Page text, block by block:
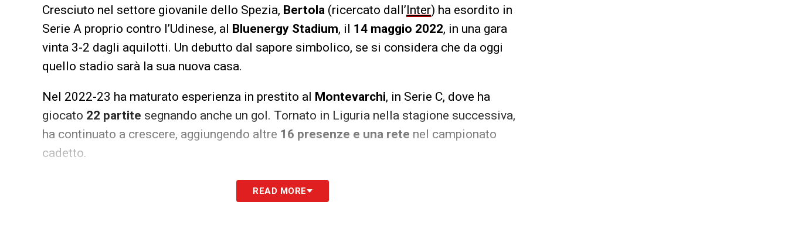
Cresciuto nel settore giovanile dello Spezia, Bertola (ricercato dall’Inter) ha esordito in
Serie A proprio contro l’Udinese, al Bluenergy Stadium, il 14 maggio 2022, in una gara
vinta 3-2 dagli aquilotti. Un debutto dal sapore simbolico, se si considera che da oggi
quello stadio sarà la sua nuova casa.
Nel 2022-23 ha maturato esperienza in prestito al Montevarchi, in Serie C, dove ha
giocato 22 partite segnando anche un gol. Tornato in Liguria nella stagione successiva,
ha continuato a crescere, aggiungendo altre 16 presenze e una rete nel campionato
cadetto.
non si ferma solo ai club: il difensore vanta infatti
, confermando il suo status di prospetto seguito
READ MORE